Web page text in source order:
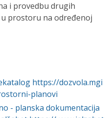
i provedbu drugih
u prostoru na određenoj
https://dozvola.mgi
planovi
- planska dokumentacija